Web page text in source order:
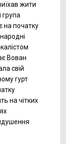
жити
група
на початку
Вован
свій
гурт
на чітких